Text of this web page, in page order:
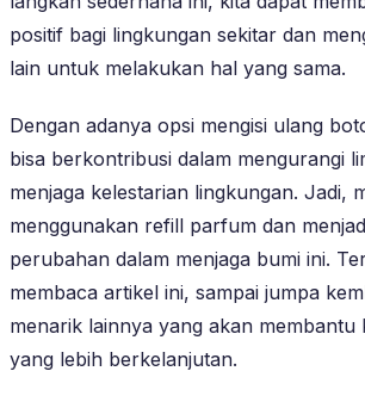
positif bagi lingkungan sekitar dan
lain untuk melakukan hal yang sama.
Dengan adanya opsi mengisi ulang
bisa berkontribusi dalam mengurangi
menjaga kelestarian lingkungan. Jadi,
menggunakan refill parfum dan
perubahan dalam menjaga bumi ini.
membaca artikel ini, sampai jumpa
menarik lainnya yang akan membantu
yang lebih berkelanjutan.